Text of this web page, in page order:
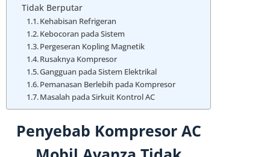
Tidak Berputar
Kehabisan Refrigeran
Kebocoran pada Sistem
Pergeseran Kopling Magnetik
Rusaknya Kompresor
Gangguan pada Sistem Elektrikal
Pemanasan Berlebih pada Kompresor
Masalah pada Sirkuit Kontrol AC
Penyebab Kompresor AC